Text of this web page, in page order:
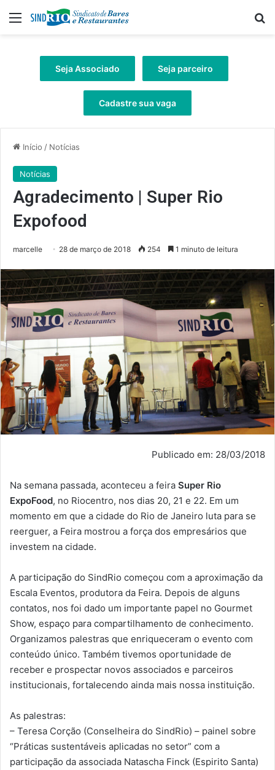
Menu
Seja Associado Seja parceiro
Cadastre sua vaga
Início / Notícias
Notícias
Agradecimento | Super Rio
Expofood
marcelle 28 de março de 2018 254 1 minuto de leitura
Publicado em: 28/03/2018
Na semana passada, aconteceu a feira Super Rio
ExpoFood, no Riocentro, nos dias 20, 21 e 22. Em um
momento em que a cidade do Rio de Janeiro luta para se
reerguer, a Feira mostrou a força dos empresários que
investem na cidade.
A participação do SindRio começou com a aproximação da
Escala Eventos, produtora da Feira. Depois de alguns
contatos, nos foi dado um importante papel no Gourmet
Show, espaço para compartilhamento de conhecimento.
Organizamos palestras que enriqueceram o evento com
conteúdo único. Também tivemos oportunidade de
receber e prospectar novos associados e parceiros
institucionais, fortalecendo ainda mais nossa instituição.
As palestras:
– Teresa Corção (Conselheira do SindRio) – painel sobre
“Práticas sustentáveis aplicadas no setor” com a
participação da associada Natascha Finck (Espirito Santa)